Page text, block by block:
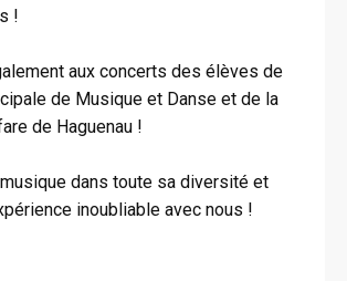
!
aux concerts des élèves de
de Musique et Danse et de la
de Haguenau !
dans toute sa diversité et
inoubliable avec nous !